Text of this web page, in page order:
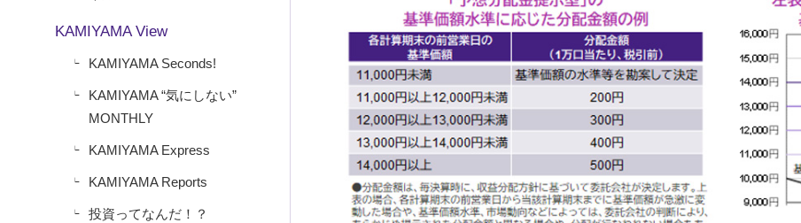
KAMIYAMA View
KAMIYAMA Seconds!
KAMIYAMA “気にしない”
MONTHLY
KAMIYAMA Express
KAMIYAMA Reports
投資ってなんだ！？